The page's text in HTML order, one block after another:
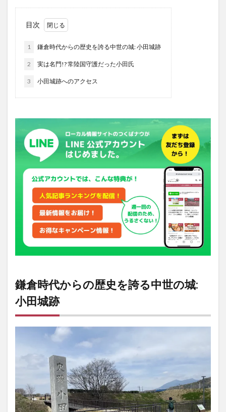
目次
1 鎌倉時代からの歴史を誇る中世の城: 小田城跡
2 実は名門!? 常陸国守護だった小田氏
3 小田城跡へのアクセス
鎌倉時代からの歴史を誇る中世の城:
小田城跡